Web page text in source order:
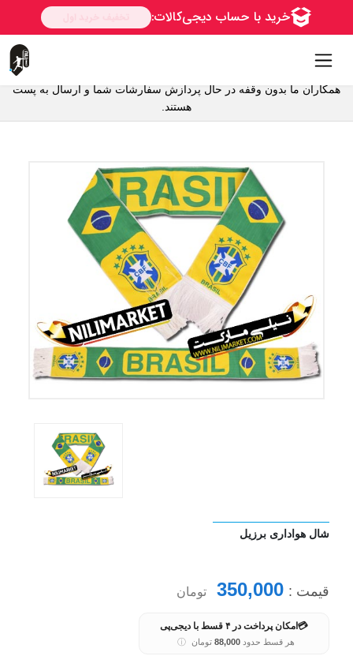
همکاران ما بدون وقفه در حال پردازش سفارشات شما و ارسال به پست
هستند.
شال هواداری برزیل
قیمت : 350,000 تومان
💳 امکان پرداخت در ۴ قسط با دیجی‌پی
هر قسط حدود88,000 تومان ⓘ